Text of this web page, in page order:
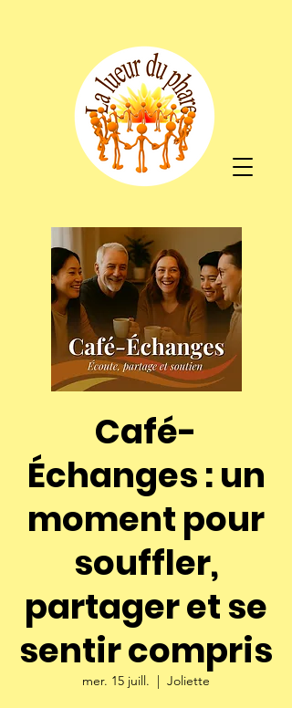
Café-
Échanges : un
moment pour
souffler,
partager et se
sentir compris
mer. 15 juill.
  |
Joliette